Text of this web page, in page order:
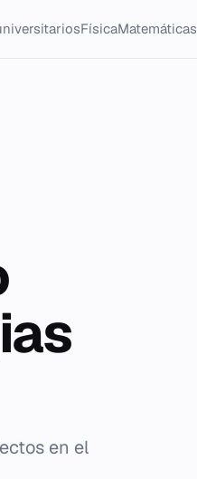
FísicaMatemáticas
en el